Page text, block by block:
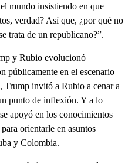
mundo insistiendo en que
verdad? Así que, ¿por qué no
trata de un republicano?”.
y Rubio evolucionó
públicamente en el escenario
invitó a Rubio a cenar a
punto de inflexión. Y a lo
apoyó en los conocimientos
orientarle en asuntos
y Colombia.